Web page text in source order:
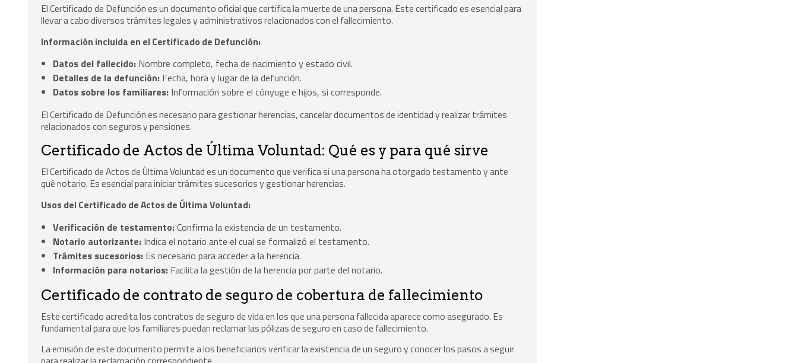
El Certificado de Defunción es un documento oficial que certifica la muerte de una persona. Este certificado es esencial para
llevar a cabo diversos trámites legales y administrativos relacionados con el fallecimiento.
Información incluida en el Certificado de Defunción:
Datos del fallecido: Nombre completo, fecha de nacimiento y estado civil.
Detalles de la defunción: Fecha, hora y lugar de la defunción.
Datos sobre los familiares: Información sobre el cónyuge e hijos, si corresponde.
El Certificado de Defunción es necesario para gestionar herencias, cancelar documentos de identidad y realizar trámites
relacionados con seguros y pensiones.
Certificado de Actos de Última Voluntad: Qué es y para qué sirve
El Certificado de Actos de Última Voluntad es un documento que verifica si una persona ha otorgado testamento y ante
qué notario. Es esencial para iniciar trámites sucesorios y gestionar herencias.
Usos del Certificado de Actos de Última Voluntad:
Verificación de testamento:Confirma la existencia de un testamento.
Notario autorizante: Indica el notario ante el cual se formalizó el testamento.
Trámites sucesorios: Es necesario para acceder a la herencia.
Información para notarios: Facilita la gestión de la herencia por parte del notario.
Certificado de contrato de seguro de cobertura de fallecimiento
Este certificado acredita los contratos de seguro de vida en los que una persona fallecida aparece como asegurado. Es
fundamental para que los familiares puedan reclamar las pólizas de seguro en caso de fallecimiento.
La emisión de este documento permite a los beneficiarios verificar la existencia de un seguro y conocer los pasos a seguir